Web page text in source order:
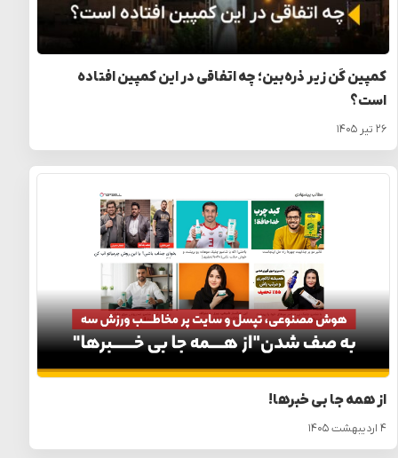
کمپین کَن زیر ذره‌بین؛ چه اتفاقی در این کمپین افتاده
است؟
۲۶ تیر ۱۴۰۵
از همه جا بی خبرها!
۴ اردیبهشت ۱۴۰۵